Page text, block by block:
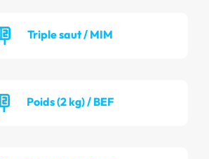
Triple saut / MIM
Poids (2 kg) / BEF